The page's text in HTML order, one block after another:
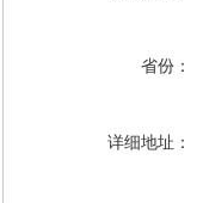
省份：
详细地址：